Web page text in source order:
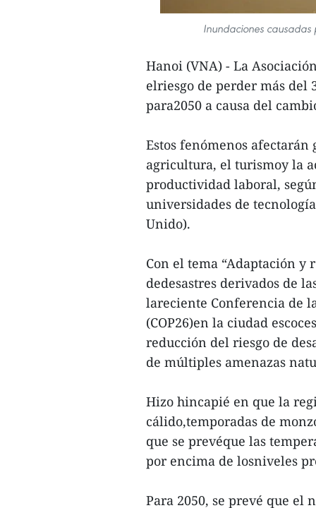
Inundaciones causadas
Hanoi (VNA) - La
elriesgo de perder más del
para2050 a causa del
Estos fenómenos afectarán
agricultura, el turismoy la
productividad laboral,
universidades de
Unido).
Con el tema “Adaptación y
dedesastres derivados de
lareciente Conferencia de
(COP26)en la ciudad
reducción del riesgo de
de múltiples amenazas
Hizo hincapié en que la
cálido,temporadas de
que se prevéque las
por encima de losniveles
Para 2050, se prevé que el